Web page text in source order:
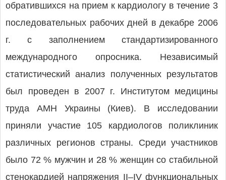
обратившихся на прием к кардиологу в течение 3
последовательных рабочих дней в декабре 2006
г. с заполнением стандартизированного
международного опросника. Независимый
статистический анализ полученных результатов
был проведен в 2007 г. Институтом медицины
труда АМН Украины (Киев). В исследовании
приняли участие 105 кардиологов поликлиник
различных регионов страны. Среди участников
было 72 % мужчин и 28 % женщин со стабильной
стенокардией напряжения II–IV функциональных